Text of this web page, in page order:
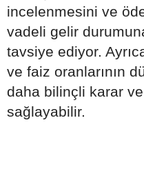
incelenmesini ve
vadeli gelir
tavsiye ediyor.
ve faiz oranlarının
daha bilinçli karar
sağlayabilir.